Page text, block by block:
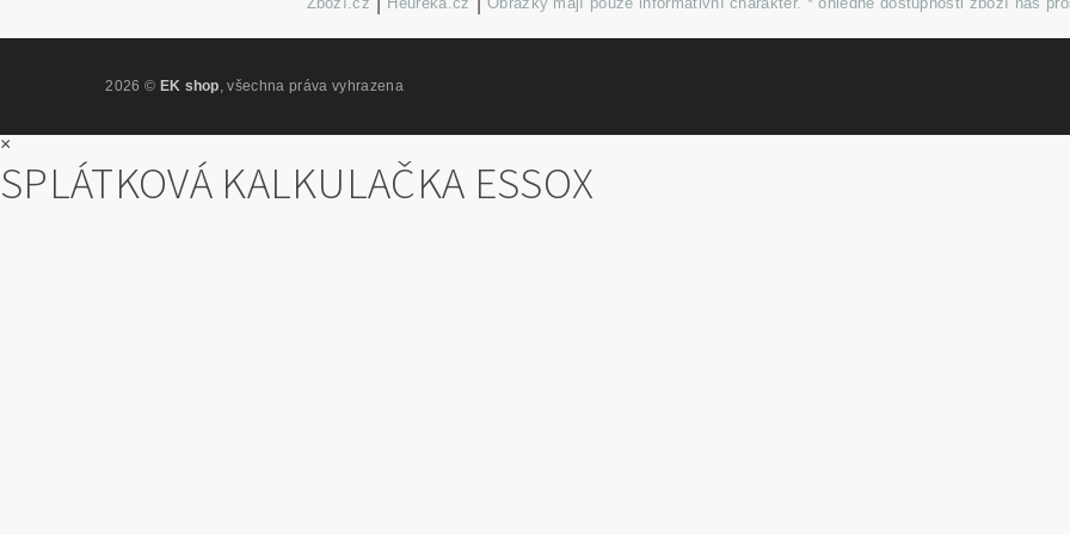
2026 © EK shop, všechna práva vyhrazena
×
SPLÁTKOVÁ KALKULAČKA ESSOX